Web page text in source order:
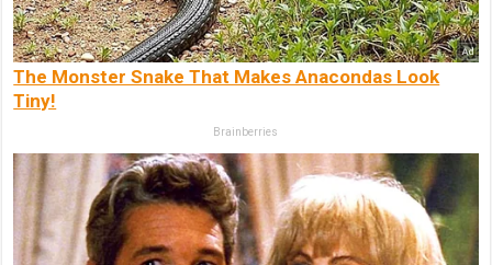
The Monster Snake That Makes Anacondas Look
Tiny!
Brainberries